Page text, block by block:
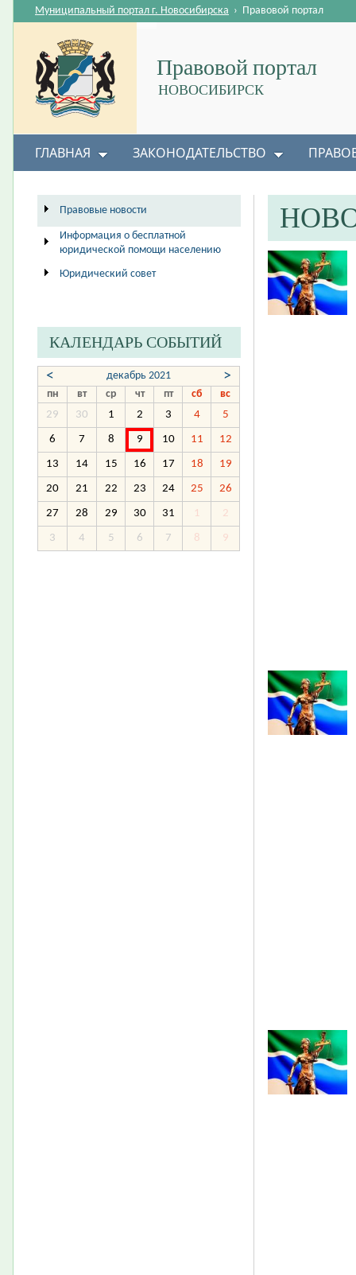
Правовой портал
НОВОСИБИРСК
Муниципальный портал г. Новосибирска › Правовой портал
ГЛАВНАЯ ЗАКОНОДАТЕЛЬСТВО
Правовые новости
Информация о бесплатной
юридической помощи населению
Юридический совет
КАЛЕНДАРЬ СОБЫТИЙ
< декабрь 2021 >
пн вт ср чт пт сб
вс
29
30 1 2 3 4 5
6 7 8 9 10 11 12
13 14 15 16 17 18 19
20 21 22 23 24 25 26
27 28 29 30 31 1 2
3 4 5 6 7 8 9